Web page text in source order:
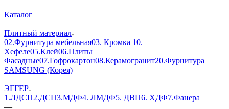
Каталог
—
Плитный материал
02.Фурнитура мебельная03. Кромка 10.
Хефеле05.Клей06.Плиты
Фасадные07.Гофрокартон08.Керамогранит20.Фурнитура
SAMSUNG (Корея)
—
ЭГГЕР
1.ЛДСП2.ДСП3.МДФ4. ЛМДФ5. ДВП6. ХДФ7.Фанера
—